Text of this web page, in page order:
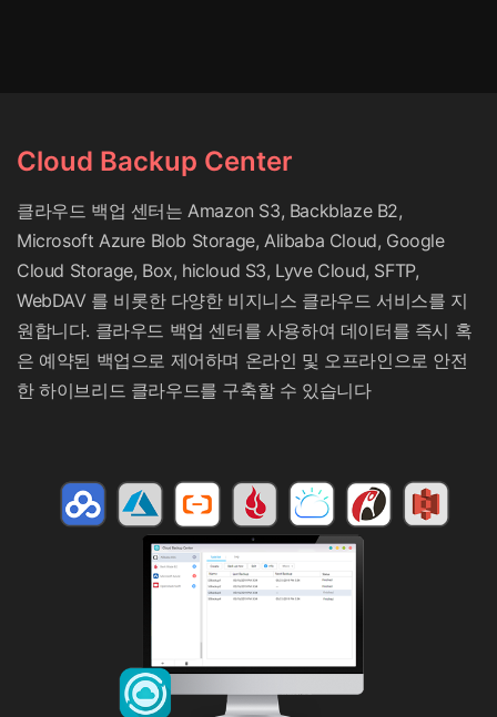
Cloud Backup Center
클라우드 백업 센터는 Amazon S3, Backblaze B2,
Microsoft Azure Blob Storage, Alibaba Cloud, Google
Cloud Storage, Box, hicloud S3, Lyve Cloud, SFTP,
WebDAV 를 비롯한 다양한 비지니스 클라우드 서비스를 지
원합니다. 클라우드 백업 센터를 사용하여 데이터를 즉시 혹
은 예약된 백업으로 제어하며 온라인 및 오프라인으로 안전
한 하이브리드 클라우드를 구축할 수 있습니다